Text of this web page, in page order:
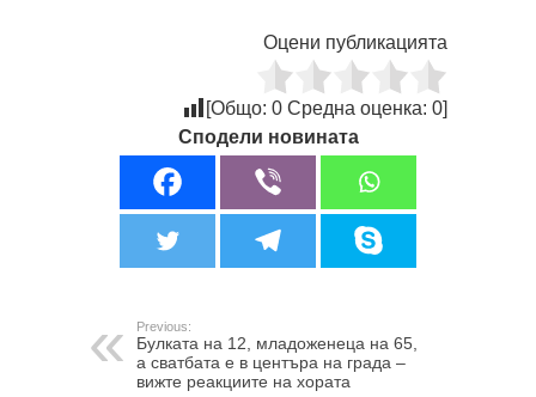
Оцени публикацията
[Общо: 0 Средна оценка: 0]
Сподели новината
Previous:
Булката на 12, младоженеца на 65,
а сватбата е в центъра на града –
вижте реакциите на хората